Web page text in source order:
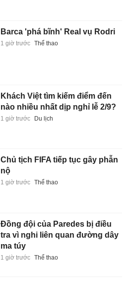
Barca 'phá bĩnh' Real vụ Rodri
1 giờ trước Thể thao
Khách Việt tìm kiếm điểm đến
nào nhiều nhất dịp nghỉ lễ 2/9?
1 giờ trước Du lịch
Chủ tịch FIFA tiếp tục gây phẫn
nộ
1 giờ trước Thể thao
Đồng đội của Paredes bị điều
tra vì nghi liên quan đường dây
ma túy
1 giờ trước Thể thao